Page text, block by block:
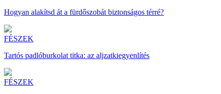
Hogyan alakítsd át a fürdőszobát biztonságos térré?
FÉSZEK
Tartós padlóburkolat titka: az aljzatkiegyenlítés
FÉSZEK